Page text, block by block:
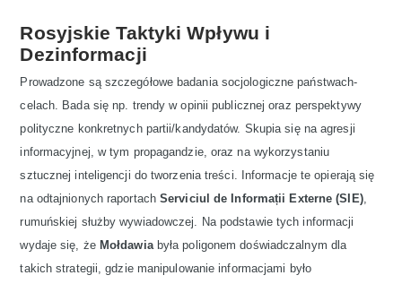
Rosyjskie Taktyki Wpływu i
Dezinformacji
Prowadzone są szczegółowe badania socjologiczne państwach-
celach. Bada się np. trendy w opinii publicznej oraz perspektywy
polityczne konkretnych partii/kandydatów. Skupia się na agresji
informacyjnej, w tym propagandzie, oraz na wykorzystaniu
sztucznej inteligencji do tworzenia treści. Informacje te opierają się
na odtajnionych raportachServiciul de Informații Externe (SIE),
rumuńskiej służby wywiadowczej. Na podstawie tych informacji
wydaje się, że Mołdawiabyła poligonem doświadczalnym dla
takich strategii, gdzie manipulowanie informacjami było